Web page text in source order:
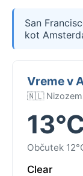
San
kot
Vreme v
🇳🇱
Občutek
Clear